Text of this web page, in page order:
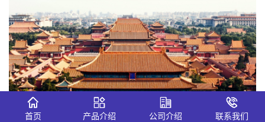
首页 产品介绍 公司介绍 联系我们